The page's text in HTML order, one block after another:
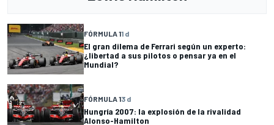
FÓRMULA 11 d
El gran dilema de Ferrari según un experto:
¿libertad a sus pilotos o pensar ya en el
Mundial?
FÓRMULA 13 d
Hungría 2007: la explosión de la rivalidad
Alonso-Hamilton